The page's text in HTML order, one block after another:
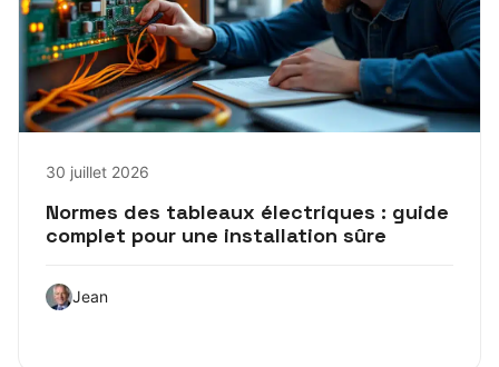
30 juillet 2026
Normes des tableaux électriques : guide
complet pour une installation sûre
Jean